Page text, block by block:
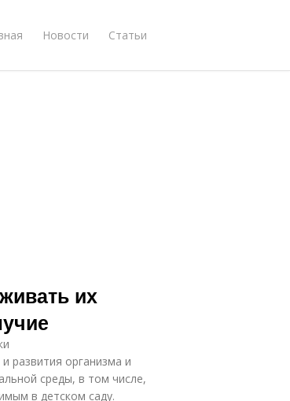
Новости Статьи
их
развития организма и
среды, в том числе,
в детском саду.